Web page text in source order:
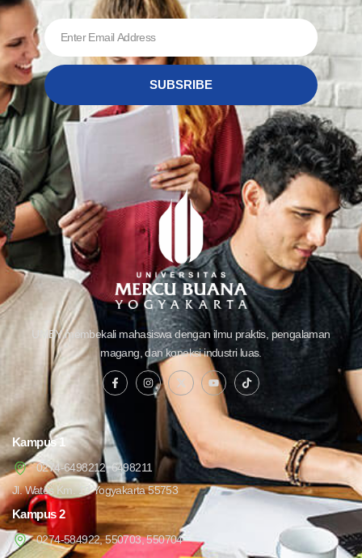
SUBSRIBE
UMBY membekali mahasiswa dengan ilmu praktis, pengalaman
magang, dan koneksi industri luas.
Kampus 1
0274-6498212, 6498211
Jl. Wates Km. 10 Yogyakarta 55753
Kampus 2
0274-584922, 550703, 550704